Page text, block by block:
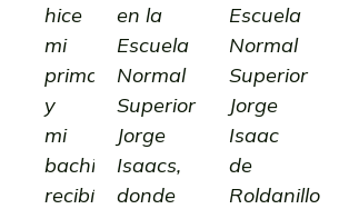
hice
mi
primaria
y
mi
bachillerato,
recibí
en la
Escuela
Normal
Superior
Jorge
Isaacs,
donde
Escuela
Normal
Superior
Jorge
Isaac
de
Roldanillo,